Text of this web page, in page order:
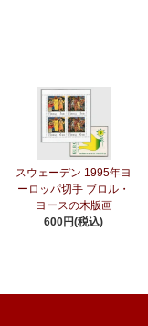
スウェーデン 1995年ヨ
ーロッパ切手 ブロル・
ヨースの木版画
600円(税込)